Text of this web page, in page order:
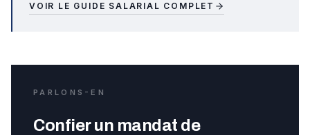
VOIR LE GUIDE SALARIAL COMPLET
PARLONS-EN
Confier un mandat de